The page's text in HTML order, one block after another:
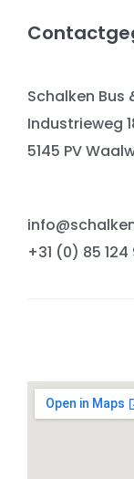
Schalken Bus
Industrieweg
5145 PV
+31 (0) 85 124